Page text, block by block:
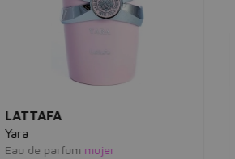
LATTAFA
Yara
Eau de parfum mujer